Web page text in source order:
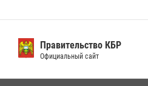
Правительство КБР
Официальный сайт